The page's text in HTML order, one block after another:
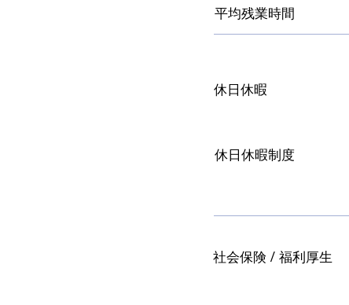
平均残業時間
休日休暇
休日休暇制度
社会保険 / 福利厚生